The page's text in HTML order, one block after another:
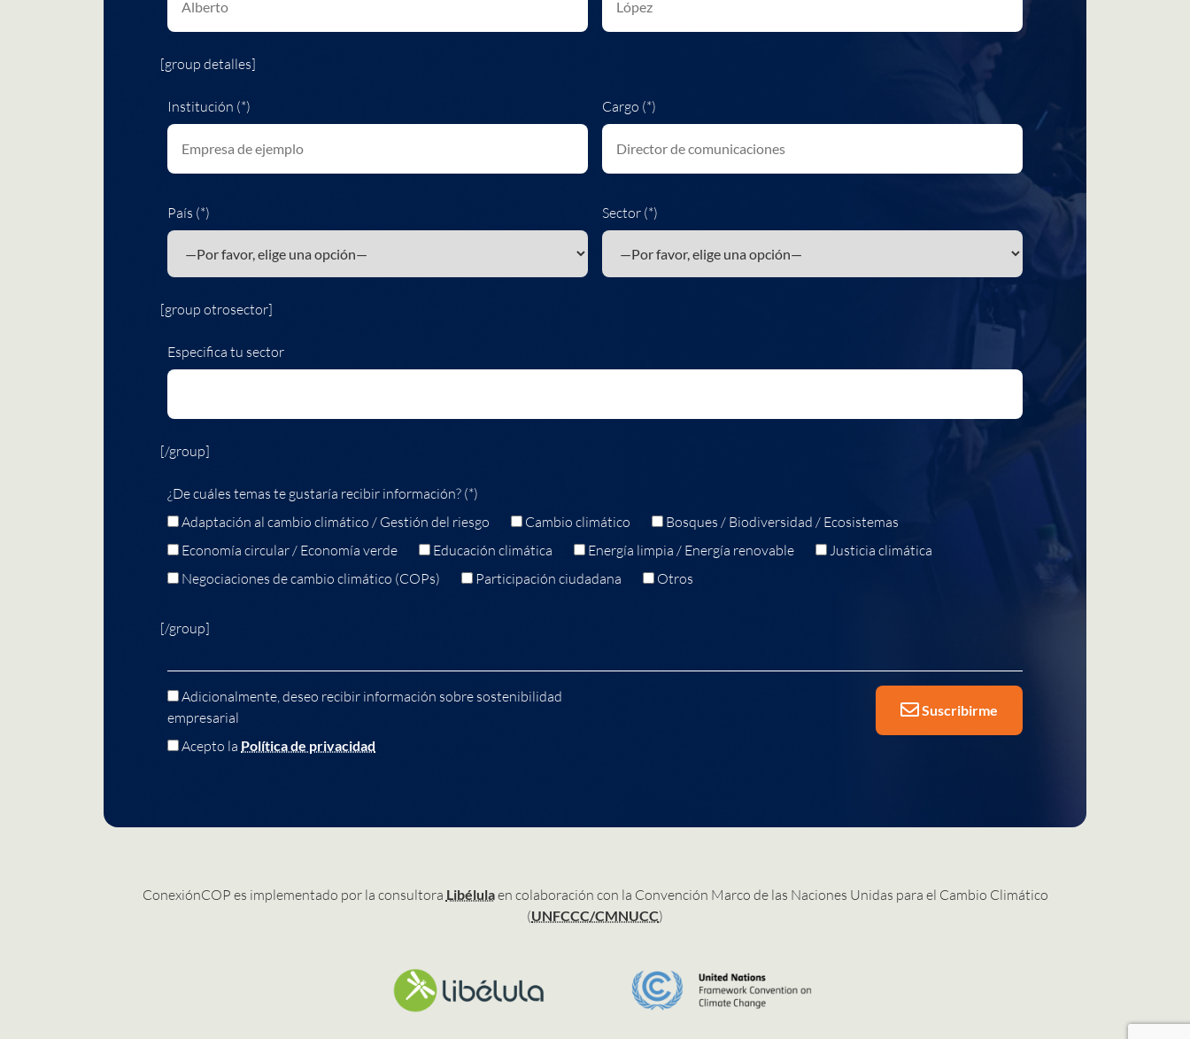
[group detalles]
Institución (*) Cargo (*)
País (*) Sector (*)
[group otrosector]
Especifica tu sector
[/group]
¿De cuáles temas te gustaría recibir información? (*)
Adaptación al cambio climático / Gestión del riesgo
Cambio climático
Bosques / Biodiversidad / Ecosistemas
Economía circular / Economía verde
Educación climática Energía limpia / Energía renovable
Justicia climática
Negociaciones de cambio climático (COPs)
Participación ciudadana Otros
[/group]
Adicionalmente, deseo recibir información sobre sostenibilidad
empresarial
Acepto la Política de privacidad
Suscribirme
ConexiónCOP es implementado por la consultora Libélulaen colaboración con la Convención Marco de las Naciones Unidas para el Cambio Climático
(UNFCCC/CMNUCC)